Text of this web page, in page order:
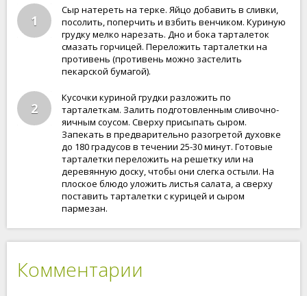
1
Сыр натереть на терке. Яйцо добавить в сливки,
посолить, поперчить и взбить венчиком. Куриную
грудку мелко нарезать. Дно и бока тарталеток
смазать горчицей. Переложить тарталетки на
противень (противень можно застелить
пекарской бумагой).
2
Кусочки куриной грудки разложить по
тарталеткам. Залить подготовленным сливочно-
яичным соусом. Сверху присыпать сыром.
Запекать в предварительно разогретой духовке
до 180 градусов в течении 25-30 минут. Готовые
тарталетки переложить на решетку или на
деревянную доску, чтобы они слегка остыли. На
плоское блюдо уложить листья салата, а сверху
поставить тарталетки с курицей и сыром
пармезан.
Комментарии